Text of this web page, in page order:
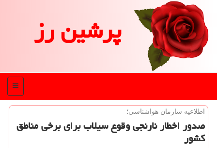
پرشین رز
منو
اطلاعیه سازمان هواشناسی؛
صدور اخطار نارنجی وقوع سیلاب برای برخی مناطق
کشور